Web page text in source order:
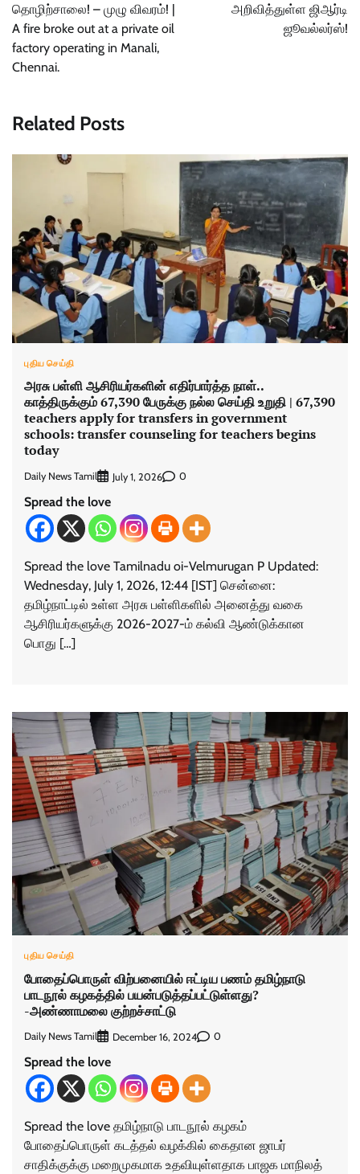
தொழிற்சாலை! – முழு விவரம்! |
A fire broke out at a private oil
factory operating in Manali,
Chennai.
அறிவித்துள்ள ஜிஆர்டி
ஜூவல்லர்ஸ்!
Related Posts
புதிய செய்தி
அரசு பள்ளி ஆசிரியர்களின் எதிர்பார்த்த நாள்..
காத்திருக்கும் 67,390 பேருக்கு நல்ல செய்தி உறுதி | 67,390
teachers apply for transfers in government
schools: transfer counseling for teachers begins
today
Daily News Tamil July 1, 2026 0
Spread the love
Spread the love Tamilnadu oi-Velmurugan P Updated:
Wednesday, July 1, 2026, 12:44 [IST] சென்னை:
தமிழ்நாட்டில் உள்ள அரசு பள்ளிகளில் அனைத்து வகை
ஆசிரியர்களுக்கு 2026-2027-ம் கல்வி ஆண்டுக்கான
பொது […]
புதிய செய்தி
போதைப்பொருள் விற்பனையில் ஈட்டிய பணம் தமிழ்நாடு
பாடநூல் கழகத்தில் பயன்படுத்தப்பட்டுள்ளது?
-அண்ணாமலை குற்றச்சாட்டு
Daily News Tamil December 16, 2024 0
Spread the love
Spread the love தமிழ்நாடு பாடநூல் கழகம்
போதைப்பொருள் கடத்தல் வழக்கில் கைதான ஜாபர்
சாதிக்குக்கு மறைமுகமாக உதவியுள்ளதாக பாஜக மாநிலத்